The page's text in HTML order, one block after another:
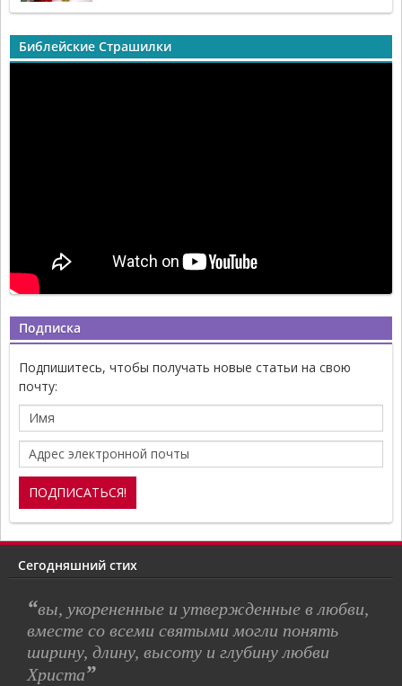
Библейские Страшилки
Подписка
Подпишитесь, чтобы получать новые статьи на свою
почту:
Сегодняшний стих
“вы, укорененные и утвержденные в любви,
вместе со всеми святыми могли понять
ширину, длину, высоту и глубину любви
Христа”